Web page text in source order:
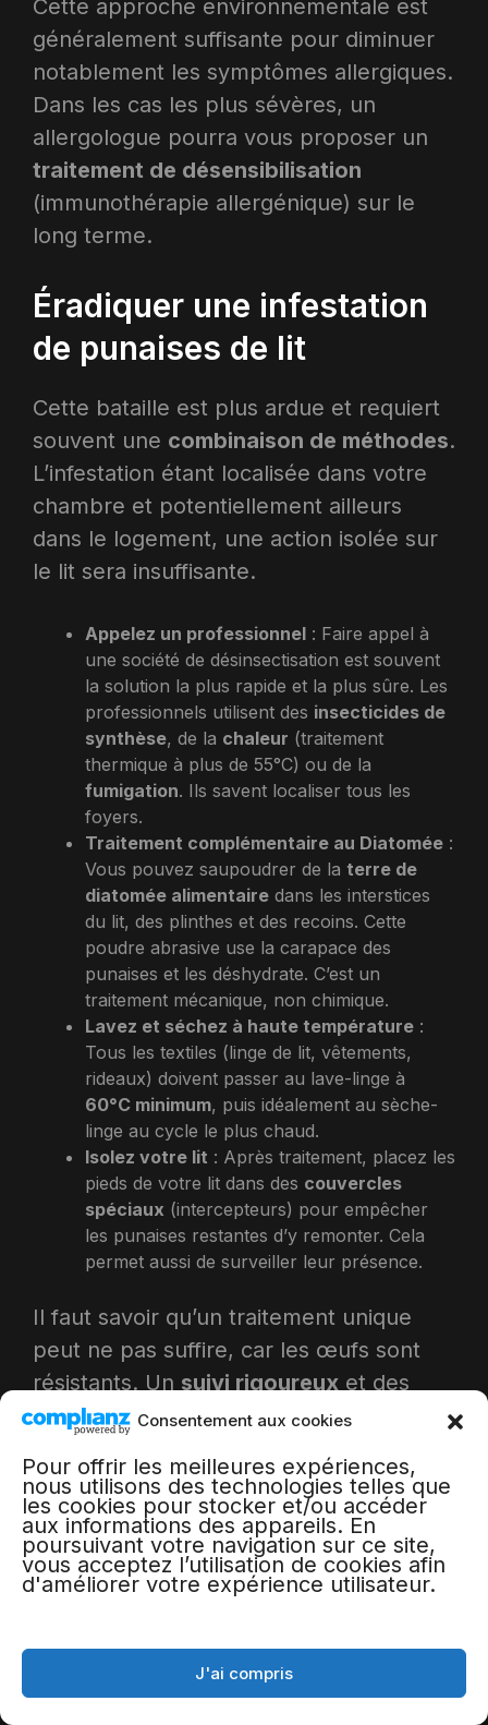
Consentement aux cookies
Pour offrir les meilleures expériences,
nous utilisons des technologies telles que
les cookies pour stocker et/ou accéder
aux informations des appareils. En
poursuivant votre navigation sur ce site,
vous acceptez l’utilisation de cookies afin
d'améliorer votre expérience utilisateur.
J'ai compris
Cette approche environnementale est
généralement suffisante pour diminuer
notablement les symptômes allergiques.
Dans les cas les plus sévères, un
allergologue pourra vous proposer un
traitement de désensibilisation
(immunothérapie allergénique) sur le
long terme.
Éradiquer une infestation
de punaises de lit
Cette bataille est plus ardue et requiert
souvent une combinaison de méthodes.
L’infestation étant localisée dans votre
chambre et potentiellement ailleurs
dans le logement, une action isolée sur
le lit sera insuffisante.
Appelez un professionnel : Faire appel à
une société de désinsectisation est souvent
la solution la plus rapide et la plus sûre. Les
professionnels utilisent des insecticides de
synthèse, de la chaleur (traitement
thermique à plus de 55°C) ou de la
fumigation. Ils savent localiser tous les
foyers.
Traitement complémentaire au Diatomée :
Vous pouvez saupoudrer de la terre de
diatomée alimentaire dans les interstices
du lit, des plinthes et des recoins. Cette
poudre abrasive use la carapace des
punaises et les déshydrate. C’est un
traitement mécanique, non chimique.
Lavez et séchez à haute température :
Tous les textiles (linge de lit, vêtements,
rideaux) doivent passer au lave-linge à
60°C minimum, puis idéalement au sèche-
linge au cycle le plus chaud.
Isolez votre lit : Après traitement, placez les
pieds de votre lit dans des couvercles
spéciaux (intercepteurs) pour empêcher
les punaises restantes d’y remonter. Cela
permet aussi de surveiller leur présence.
Il faut savoir qu’un traitement unique
peut ne pas suffire, car les œufs sont
résistants. Un suivi rigoureux et des
retraitements sont parfois nécessaires.
punaises peuvent survivre plusieurs
mois sans se nourrir, donc ne présumez
pas de leur disparition trop rapidement.
pour chat sans ordonnance sur Internet